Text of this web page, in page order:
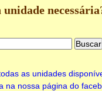
as unidades
na nossa página do